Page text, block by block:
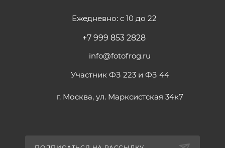
Ежедневно: с 10 до 22
+7 999 853 2828
info@fotofrog.ru
Участник ФЗ 223 и ФЗ 44
г. Москва, ул. Марксистская 34к7